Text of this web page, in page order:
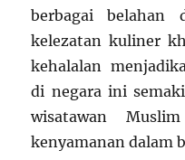
berbagai belahan
kelezatan kuliner
kehalalan
di negara ini
wisatawan
kenyamanan dalam